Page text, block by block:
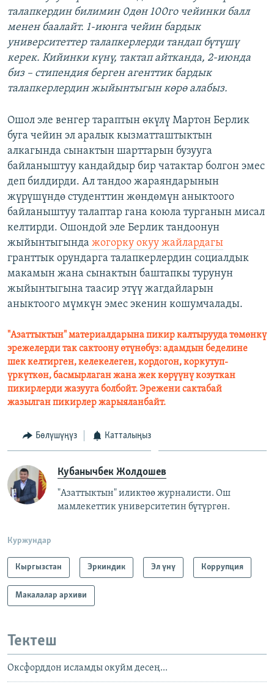
талапкердин билимин 0дөн 100го чейинки балл
менен баалайт. 1-июнга чейин бардык
университеттер талапкерлерди тандап бүтүшү
керек. Кийинки күнү, тактап айтканда, 2-июнда
биз – стипендия берген агенттик бардык
талапкерлердин жыйынтыгын көрө алабыз.
Ошол эле венгер тараптын өкүлү Мартон Берлик
буга чейин эл аралык кызматташтыктын
алкагында сынактын шарттарын бузууга
байланыштуу кандайдыр бир чатактар болгон эмес
деп билдирди. Ал тандоо жараяндарынын
жүрүшүндө студенттин жөндөмүн аныктоого
байланыштуу талаптар гана коюла турганын мисал
келтирди. Ошондой эле Берлик тандоонун
жыйынтыгында жогорку окуу жайлардагы
гранттык орундарга талапкерлердин социалдык
макамын жана сынактын баштапкы турунун
жыйынтыгына таасир этүү жагдайларын
аныктоого мүмкүн эмес экенин кошумчалады.
"Азаттыктын" материалдарына пикир калтырууда төмөнкү
эрежелерди так сактоону өтүнөбүз: адамдын беделине
шек келтирген, келекелеген, кордогон, коркутуп-
үркүткөн, басмырлаган жана жек көрүүнү козуткан
пикирлерди жазууга болбойт. Эрежени сактабай
жазылган пикирлер жарыяланбайт.
Бөлүшүңүз Катталыңыз
Кубанычбек Жолдошев
"Азаттыктын" иликтөө журналисти. Ош
мамлекеттик университетин бүтүргөн.
Куржундар
Кыргызстан Эркиндик Эл үнү Коррупция
Макалалар архиви
Тектеш
Оксфорддон исламды окуйм десең...